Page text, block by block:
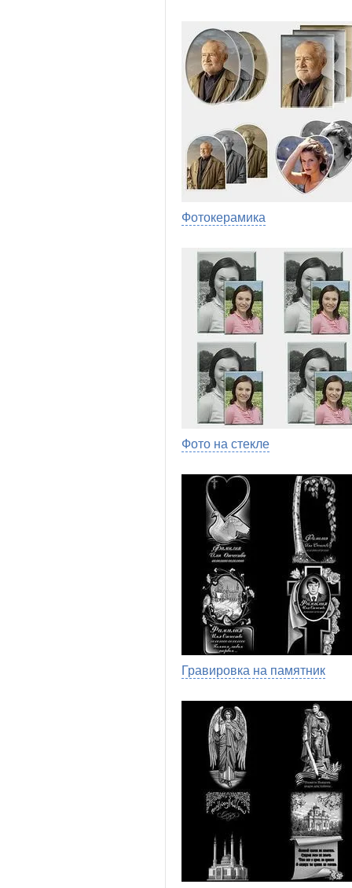
Фотокерамика
Фото на стекле
Гравировка на памятник